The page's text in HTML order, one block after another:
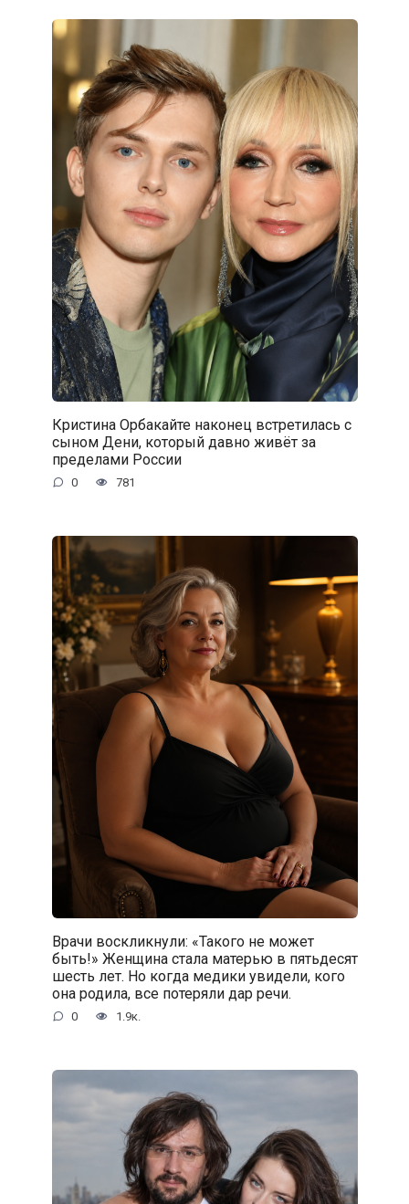
Кристина Орбакайте наконец встретилась с
сыном Дени, который давно живёт за
пределами России
0 781
Врачи воскликнули: «Такого не может
быть!» Женщина стала матерью в пятьдесят
шесть лет. Но когда медики увидели, кого
она родила, все потеряли дар речи.
0 1.9к.